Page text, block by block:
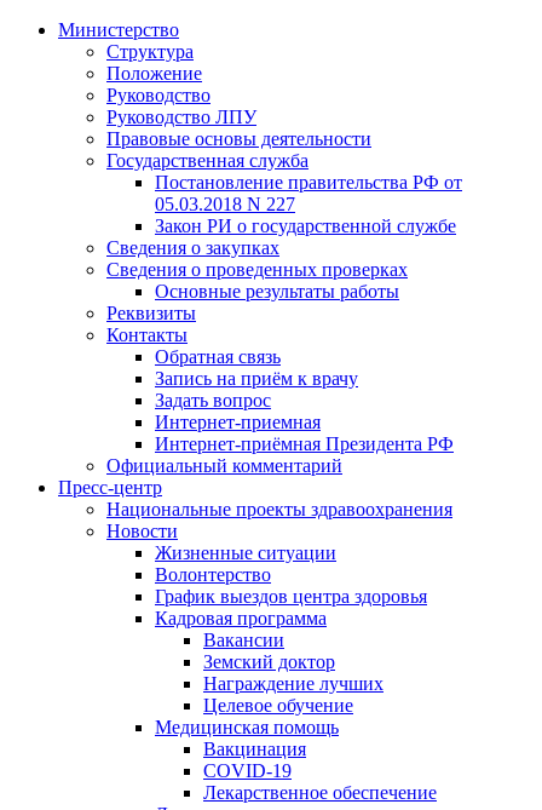
Министерство
Структура
Положение
Руководство
Руководство ЛПУ
Правовые основы деятельности
Государственная служба
Постановление правительства РФ от
05.03.2018 N 227
Закон РИ о государственной службе
Сведения о закупках
Сведения о проведенных проверках
Основные результаты работы
Реквизиты
Контакты
Обратная связь
Запись на приём к врачу
Задать вопрос
Интернет-приемная
Интернет-приёмная Президента РФ
Официальный комментарий
Пресс-центр
Национальные проекты здравоохранения
Новости
Жизненные ситуации
Волонтерство
График выездов центра здоровья
Кадровая программа
Вакансии
Земский доктор
Награждение лучших
Целевое обучение
Медицинская помощь
Вакцинация
COVID-19
Лекарственное обеспечение